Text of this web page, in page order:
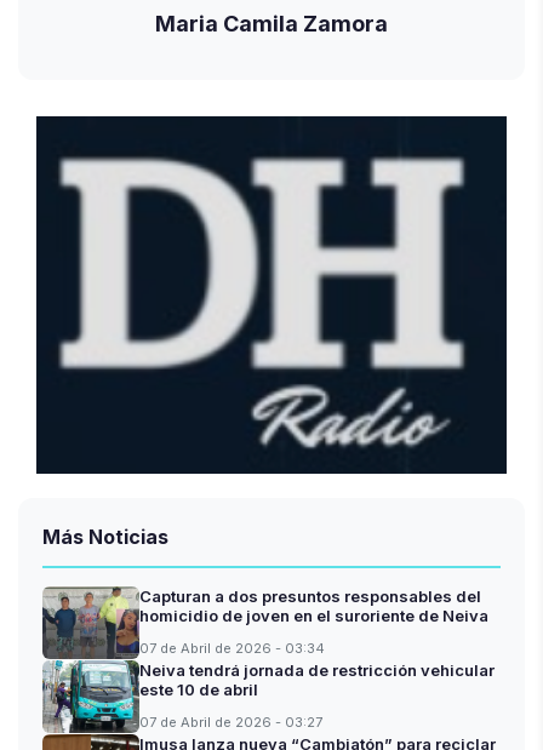
Maria Camila Zamora
Más Noticias
Capturan a dos presuntos responsables del
homicidio de joven en el suroriente de Neiva
07 de Abril de 2026 - 03:34
Neiva tendrá jornada de restricción vehicular
este 10 de abril
07 de Abril de 2026 - 03:27
Imusa lanza nueva “Cambiatón” para reciclar